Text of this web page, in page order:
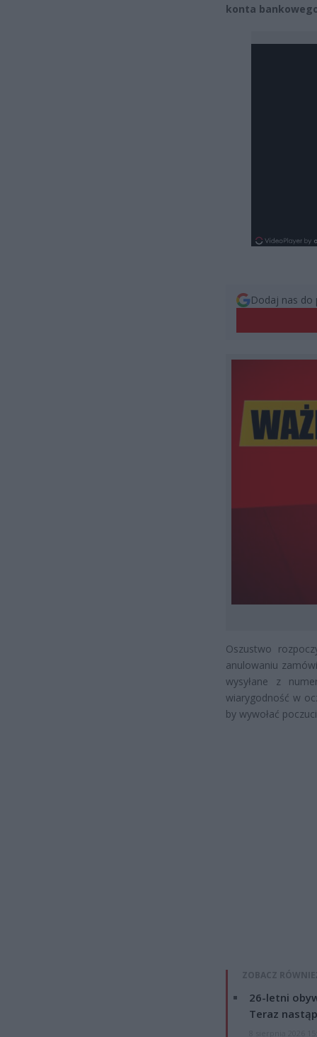
konta
Dodaj nas do
Oszustwo
anulowaniu
wysyłane z
wiarygodność w
by wywołać
ZOBACZ
26-letni
Teraz